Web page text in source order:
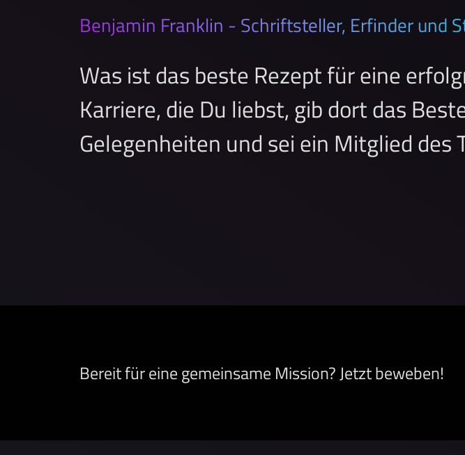
Benjamin Franklin - Schriftsteller, Erfinder und
Was ist das beste Rezept für eine
Karriere, die Du liebst, gib dort das
Gelegenheiten und sei ein Mitglied des
Bereit für eine gemeinsame Mission? Jetzt beweben!